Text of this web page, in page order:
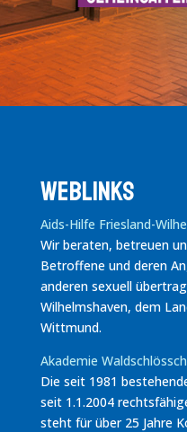
Weblinks
Aids-Hilfe Friesland-
Wir beraten, betreuen
Betroffene und deren
anderen sexuell
Wilhelmshaven, dem
Wittmund.
Akademie
Die seit 1981
seit 1.1.2004
steht für über 25 Jahre